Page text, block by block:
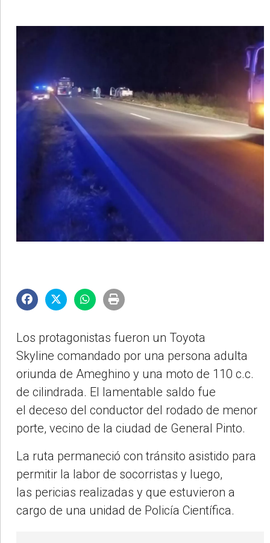
Los protagonistas fueron un Toyota
Skyline comandado por una persona adulta
oriunda de Ameghino y una moto de 110 c.c.
de cilindrada. El lamentable saldo fue
el deceso del conductor del rodado de menor
porte, vecino de la ciudad de General Pinto.
La ruta permaneció contránsito asistido para
permitir la labor de socorristas y luego,
las pericias realizadas y que estuvieron a
cargo de una unidad de Policía Científica.